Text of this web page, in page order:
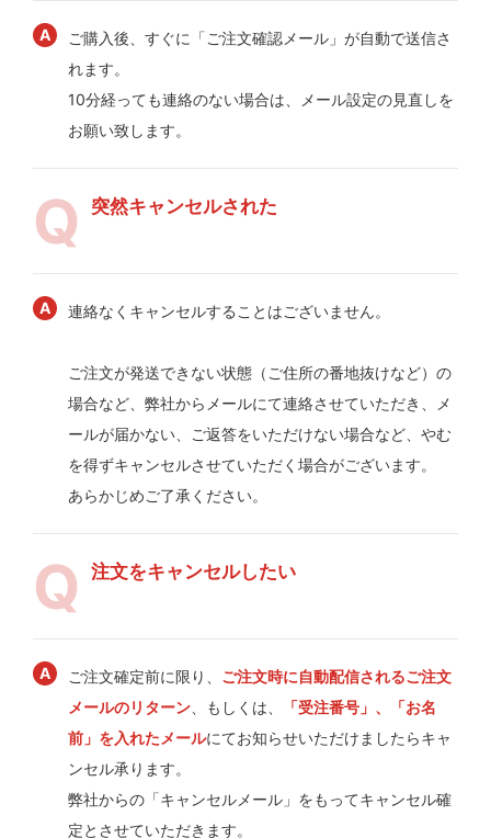
ご購入後、すぐに「ご注文確認メール」が自動で送信さ
れます。
10分経っても連絡のない場合は、メール設定の見直しを
お願い致します。
突然キャンセルされた
連絡なくキャンセルすることはございません。
ご注文が発送できない状態（ご住所の番地抜けなど）の
場合など、弊社からメールにて連絡させていただき、メ
ールが届かない、ご返答をいただけない場合など、やむ
を得ずキャンセルさせていただく場合がございます。
あらかじめご了承ください。
注文をキャンセルしたい
ご注文確定前に限り、 ご注文時に自動配信されるご注文
メールのリターン、もしくは、
「受注番号」、「お名
前」を入れたメールにてお知らせいただけましたらキャ
ンセル承ります。
弊社からの「キャンセルメール」をもってキャンセル確
定とさせていただきます。